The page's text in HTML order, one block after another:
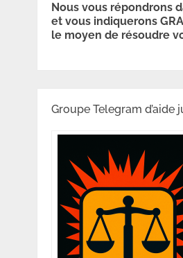
Nous vous répondrons
et vous indiquerons
le moyen de résoudre
Groupe Telegram d’aide